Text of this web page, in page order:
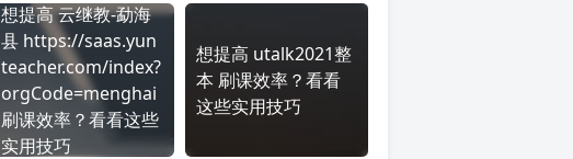
想提高 云继教-勐海
县 https://saas.yun
teacher.com/index?
orgCode=menghai
刷课效率？看看这些
实用技巧
想提高 utalk2021整
本 刷课效率？看看
这些实用技巧